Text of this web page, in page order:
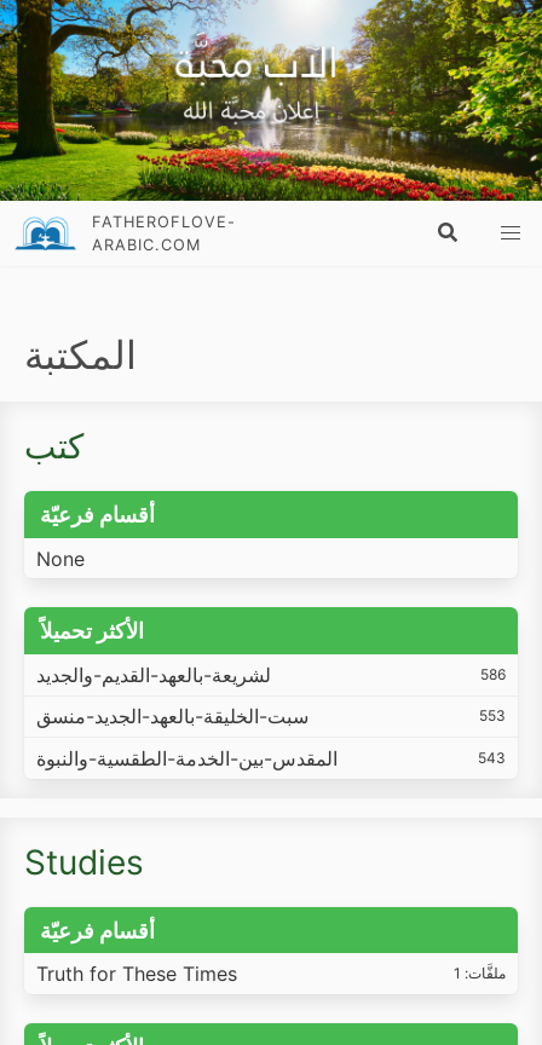
FATHEROFLOVE-
ARABIC.COM
المكتبة
كتب
أقسام فرعيّة
None
الأكثر تحميلاً
لشريعة-بالعهد-القديم-والجديد 586
سبت-الخليقة-بالعهد-الجديد-منسق 553
المقدس-بين-الخدمة-الطقسية-والنبوة 543
Studies
أقسام فرعيّة
Truth for These Times ملفَّات: 1